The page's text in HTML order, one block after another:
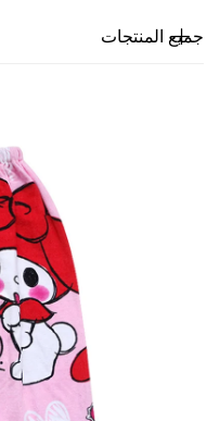
جميع المنتجات